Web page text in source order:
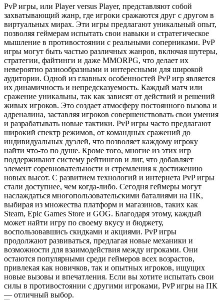
PvP игры, или Player versus Player, представляют собой
захватывающий жанр, где игроки сражаются друг с другом в
виртуальных мирах. Эти игры предлагают уникальный опыт,
позволяя геймерам испытать свои навыки и стратегическое
мышление в противостоянии с реальными соперниками. PvP
игры могут быть частью различных жанров, включая шутеры,
стратегии, файтинги и даже MMORPG, что делает их
невероятно разнообразными и интересными для широкой
аудитории. Одной из главных особенностей PvP игр является
их динамичность и непредсказуемость. Каждый матч или
сражение уникальны, так как зависят от действий и решений
живых игроков. Это создает атмосферу постоянного вызова и
адреналина, заставляя игроков совершенствовать свои умения
и разрабатывать новые тактики. PvP игры часто предлагают
широкий спектр режимов, от командных сражений до
индивидуальных дуэлей, что позволяет каждому игроку
найти что-то по душе. Кроме того, многие из этих игр
поддерживают систему рейтингов и лиг, что добавляет
элемент соревновательности и стремления к достижению
новых высот. С развитием технологий и интернета PvP игры
стали доступнее, чем когда-либо. Сегодня геймеры могут
наслаждаться многопользовательскими баталиями на ПК,
выбирая из множества платформ и магазинов, таких как
Steam, Epic Games Store и GOG. Благодаря этому, каждый
может найти игру по своему вкусу и бюджету,
воспользовавшись скидками и акциями. PvP игры
продолжают развиваться, предлагая новые механики и
возможности для взаимодействия между игроками. Они
остаются популярными среди геймеров всех возрастов,
привлекая как новичков, так и опытных игроков, ищущих
новые вызовы и впечатления. Если вы хотите испытать свои
силы в противостоянии с другими игроками, PvP игры на ПК
— отличный выбор.